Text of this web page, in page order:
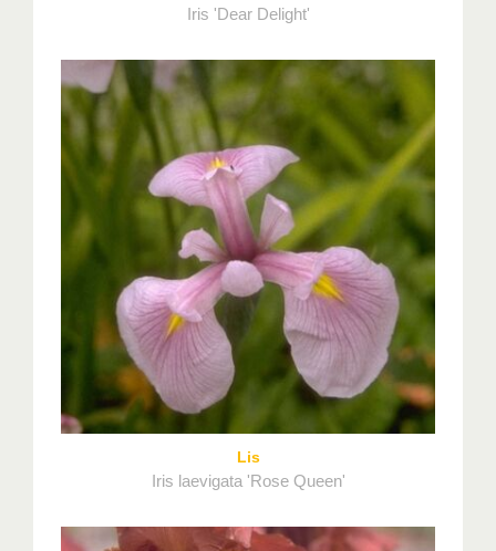
Iris 'Dear Delight'
Lis
Iris laevigata 'Rose Queen'